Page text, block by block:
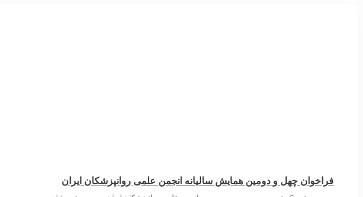
فراخوان چهل و دومین همایش سالیانه انجمن علمی روانپزشکان ایران